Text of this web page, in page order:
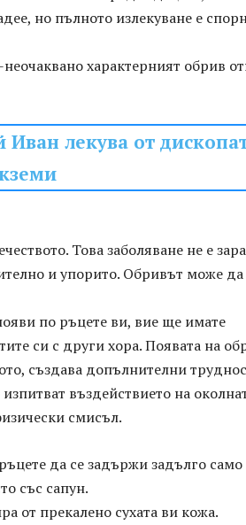
но пълното излекуване е
характерният обрив
лекува от
Това заболяване не е
и упорито. Обривът може да
по ръцете ви, вие ще имате
си с други хора. Появата на
създава допълнителни
въздействието на
смисъл.
да се задържи задълго само
със сапун.
от прекалено сухата ви кожа.